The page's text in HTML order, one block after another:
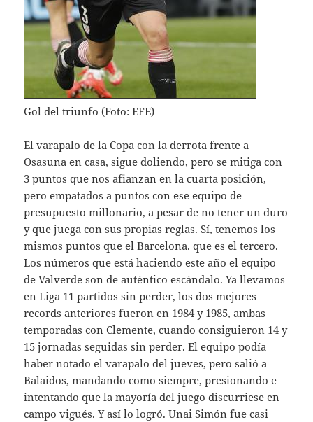
Gol del triunfo (Foto: EFE)
El varapalo de la Copa con la derrota frente a
Osasuna en casa, sigue doliendo, pero se mitiga con
3 puntos que nos afianzan en la cuarta posición,
pero empatados a puntos con ese equipo de
presupuesto millonario, a pesar de no tener un duro
y que juega con sus propias reglas. Sí, tenemos los
mismos puntos que el Barcelona. que es el tercero.
Los números que está haciendo este año el equipo
de Valverde son de auténtico escándalo. Ya llevamos
en Liga 11 partidos sin perder, los dos mejores
records anteriores fueron en 1984 y 1985, ambas
temporadas con Clemente, cuando consiguieron 14 y
15 jornadas seguidas sin perder. El equipo podía
haber notado el varapalo del jueves, pero salió a
Balaidos, mandando como siempre, presionando e
intentando que la mayoría del juego discurriese en
campo vigués. Y así lo logró. Unai Simón fue casi